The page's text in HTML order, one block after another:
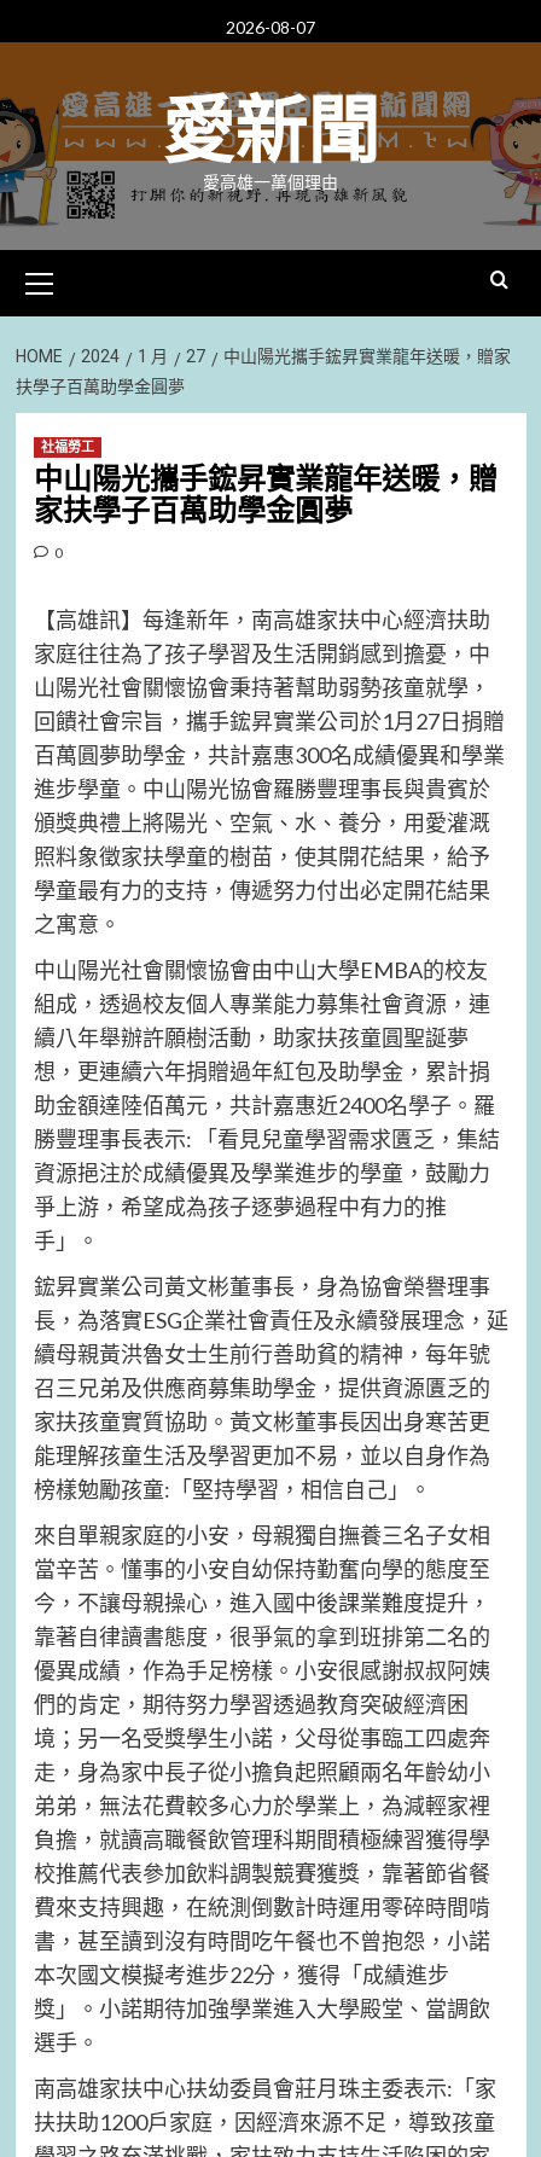
to
2026-08-07
愛新聞
愛高雄一萬個理由
Menu
HOME 2024 1 月 27
中山陽光攜手鋐昇實業龍年送暖，贈家
扶學子百萬助學金圓夢
社福勞工
中山陽光攜手鋐昇實業龍年送暖，贈
家扶學子百萬助學金圓夢
0
【高雄訊】每逢新年，南高雄家扶中心經濟扶助
家庭往往為了孩子學習及生活開銷感到擔憂，中
山陽光社會關懷協會秉持著幫助弱勢孩童就學，
回饋社會宗旨，攜手鋐昇實業公司於1月27日捐贈
百萬圓夢助學金，共計嘉惠300名成績優異和學業
進步學童。中山陽光協會羅勝豐理事長與貴賓於
頒獎典禮上將陽光、空氣、水、養分，用愛灌溉
照料象徵家扶學童的樹苗，使其開花結果，給予
學童最有力的支持，傳遞努力付出必定開花結果
之寓意。
中山陽光社會關懷協會由中山大學EMBA的校友
組成，透過校友個人專業能力募集社會資源，連
續八年舉辦許願樹活動，助家扶孩童圓聖誕夢
想，更連續六年捐贈過年紅包及助學金，累計捐
助金額達陸佰萬元，共計嘉惠近2400名學子。羅
勝豐理事長表示: 「看見兒童學習需求匱乏，集結
資源挹注於成績優異及學業進步的學童，鼓勵力
爭上游，希望成為孩子逐夢過程中有力的推
手」。
鋐昇實業公司黃文彬董事長，身為協會榮譽理事
長，為落實ESG企業社會責任及永續發展理念，延
續母親黃洪魯女士生前行善助貧的精神，每年號
召三兄弟及供應商募集助學金，提供資源匱乏的
家扶孩童實質協助。黃文彬董事長因出身寒苦更
能理解孩童生活及學習更加不易，並以自身作為
榜樣勉勵孩童:「堅持學習，相信自己」。
來自單親家庭的小安，母親獨自撫養三名子女相
當辛苦。懂事的小安自幼保持勤奮向學的態度至
今，不讓母親操心，進入國中後課業難度提升，
靠著自律讀書態度，很爭氣的拿到班排第二名的
優異成績，作為手足榜樣。小安很感謝叔叔阿姨
們的肯定，期待努力學習透過教育突破經濟困
境；另一名受獎學生小諾，父母從事臨工四處奔
走，身為家中長子從小擔負起照顧兩名年齡幼小
弟弟，無法花費較多心力於學業上，為減輕家裡
負擔，就讀高職餐飲管理科期間積極練習獲得學
校推薦代表參加飲料調製競賽獲獎，靠著節省餐
費來支持興趣，在統測倒數計時運用零碎時間啃
書，甚至讀到沒有時間吃午餐也不曾抱怨，小諾
本次國文模擬考進步22分，獲得「成績進步
獎」。小諾期待加強學業進入大學殿堂、當調飲
選手。
南高雄家扶中心扶幼委員會莊月珠主委表示:「家
扶扶助1200戶家庭，因經濟來源不足，導致孩童